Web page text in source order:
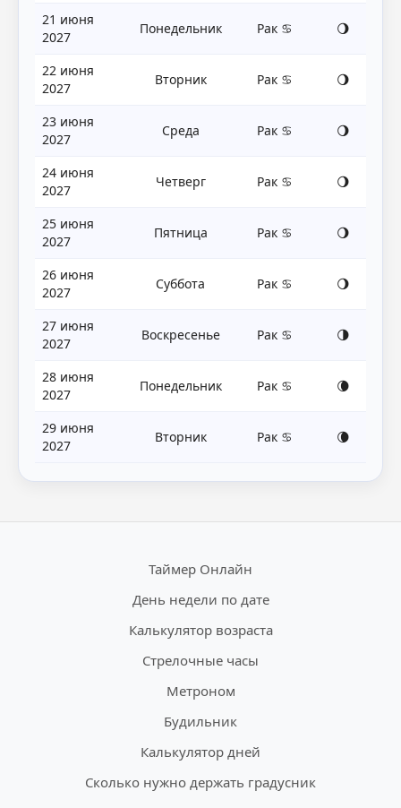
21 июня
2027
Понедельник Рак ♋ 🌖
22 июня
2027
Вторник Рак ♋ 🌖
23 июня
2027
Среда Рак ♋ 🌖
24 июня
2027
Четверг Рак ♋ 🌖
25 июня
2027
Пятница Рак ♋ 🌖
26 июня
2027
Суббота Рак ♋ 🌖
27 июня
2027
Воскресенье Рак ♋ 🌗
28 июня
2027
Понедельник Рак ♋ 🌘
29 июня
2027
Вторник Рак ♋ 🌘
Таймер Онлайн
День недели по дате
Калькулятор возраста
Стрелочные часы
Метроном
Будильник
Калькулятор дней
Сколько нужно держать градусник